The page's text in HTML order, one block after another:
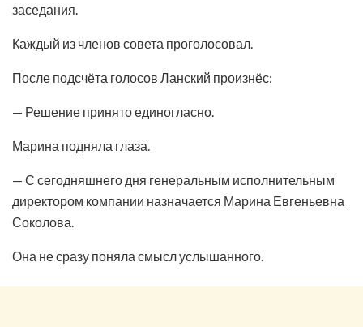
заседания.
Каждый из членов совета проголосовал.
После подсчёта голосов Ланский произнёс:
— Решение принято единогласно.
Марина подняла глаза.
— С сегодняшнего дня генеральным исполнительным
директором компании назначается Марина Евгеньевна
Соколова.
Она не сразу поняла смысл услышанного.